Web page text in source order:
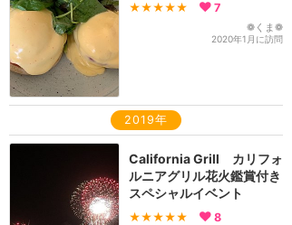
★★★★★ 7
❁くま❁
2020年1月に訪問
2019年
California Grill カリフォ
ルニアグリル花火鑑賞付き
スペシャルイベント
★★★★★ 8